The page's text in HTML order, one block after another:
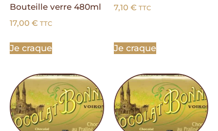
Bouteille verre 480ml
17,00 € TTC
Je craque
7,10 € TTC
Je craque